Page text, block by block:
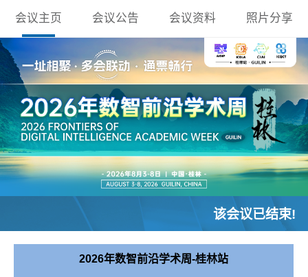
会议主页 会议公告 会议资料 照片分享
该会议已结束!
2026年数智前沿学术周-桂林站